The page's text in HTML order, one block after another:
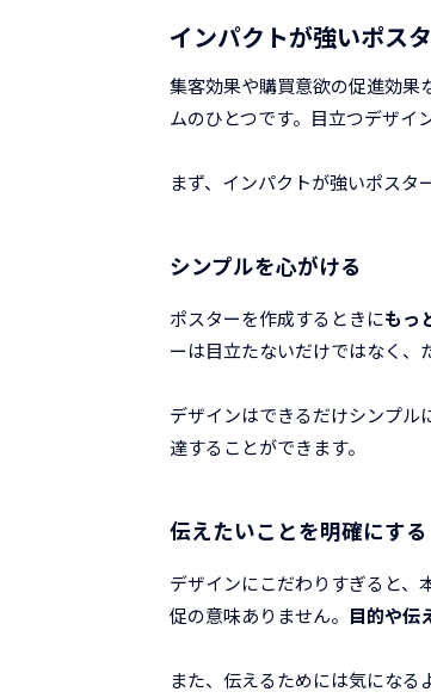
インパクトが強いポス
集客効果や購買意欲の促進効果
ムのひとつです。目立つデザイ
まず、インパクトが強いポスタ
シンプルを心がける
ポスターを作成するときにもっ
ーは目立たないだけではなく、
デザインはできるだけシンプル
達することができます。
伝えたいことを明確にする
デザインにこだわりすぎると、
促の意味ありません。 目的や伝
また、伝えるためには気にな